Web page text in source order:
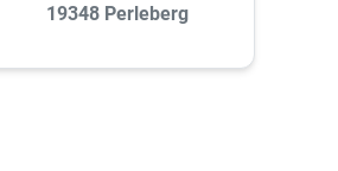
19348 Perleberg